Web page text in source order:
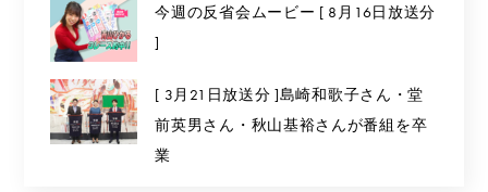
今週の反省会ムービー [ 8月16日放送分
]
[ 3月21日放送分 ]島崎和歌子さん・堂
前英男さん・秋山基裕さんが番組を卒
業